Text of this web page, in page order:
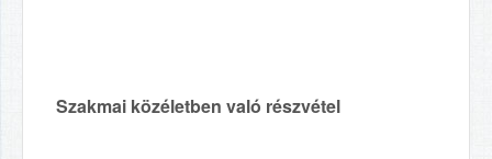
Szakmai közéletben való részvétel